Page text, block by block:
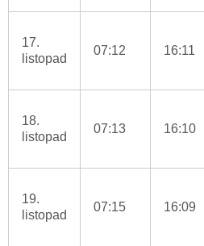
17.
listopad
07:12 16:11
18.
listopad
07:13 16:10
19.
listopad
07:15 16:09